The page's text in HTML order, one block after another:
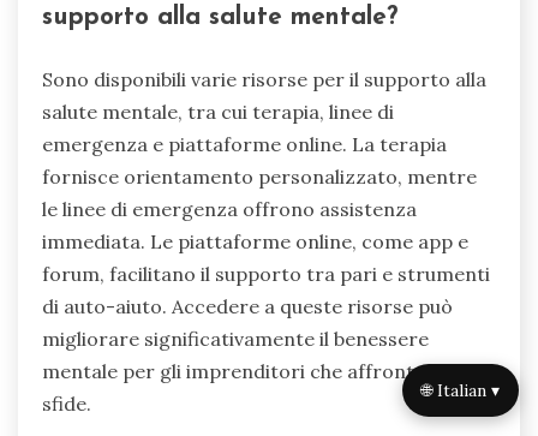
supporto alla salute mentale?
Sono disponibili varie risorse per il supporto alla
salute mentale, tra cui terapia, linee di
emergenza e piattaforme online. La terapia
fornisce orientamento personalizzato, mentre
le linee di emergenza offrono assistenza
immediata. Le piattaforme online, come app e
forum, facilitano il supporto tra pari e strumenti
di auto-aiuto. Accedere a queste risorse può
migliorare significativamente il benessere
mentale per gli imprenditori che affrontano
sfide.
🌐 Italian ▾